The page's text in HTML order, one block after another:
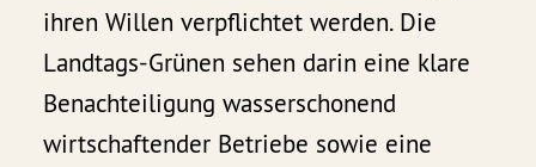
ihren Willen verpflichtet werden. Die
Landtags-Grünen sehen darin eine klare
Benachteiligung wasserschonend
wirtschaftender Betriebe sowie eine